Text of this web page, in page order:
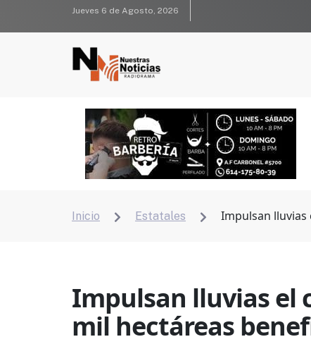
Jueves 6 de Agosto, 2026
Inicio  Estatales  Impulsan lluvias
Impulsan lluvias el
mil hectáreas